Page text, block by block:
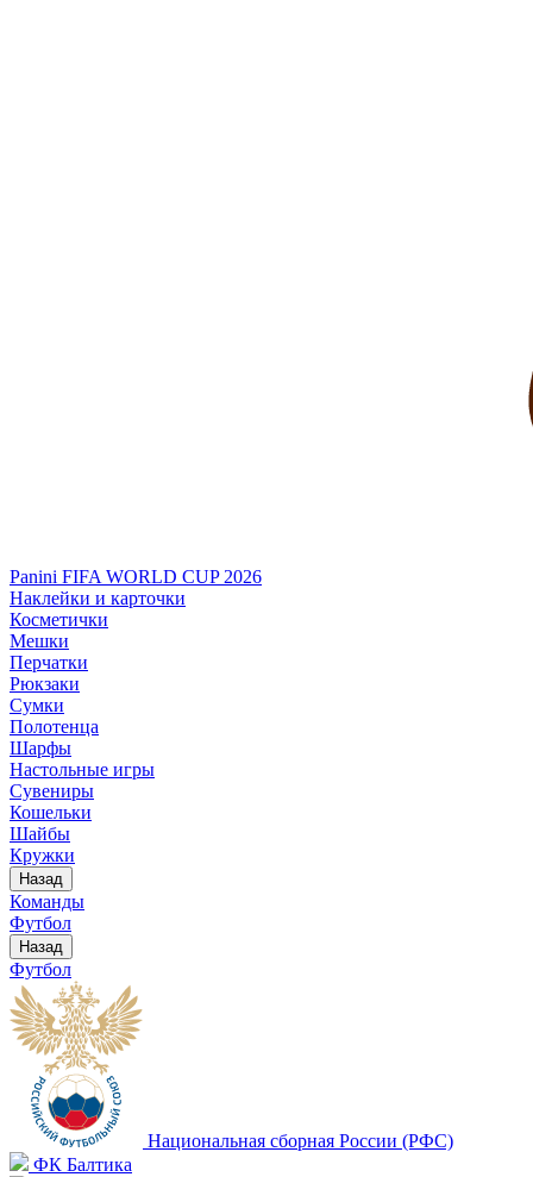
Panini FIFA WORLD CUP 2026
Наклейки и карточки
Косметички
Мешки
Перчатки
Рюкзаки
Сумки
Полотенца
Шарфы
Настольные игры
Сувениры
Кошельки
Шайбы
Кружки
Назад
Команды
Футбол
Назад
Футбол
Национальная сборная России (РФС)
ФК Балтика